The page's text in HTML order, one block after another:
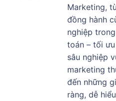
Marketing,
đồng hành
nghiệp
toán – tối
sâu nghiệp
marketing
đến những
ràng, dễ